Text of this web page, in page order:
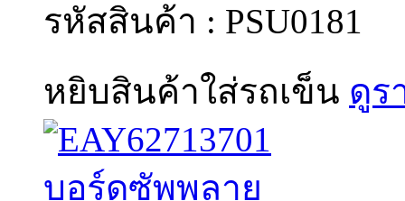
รหัสสินค้า : PSU0181
หยิบสินค้าใส่รถเข็น ดูร